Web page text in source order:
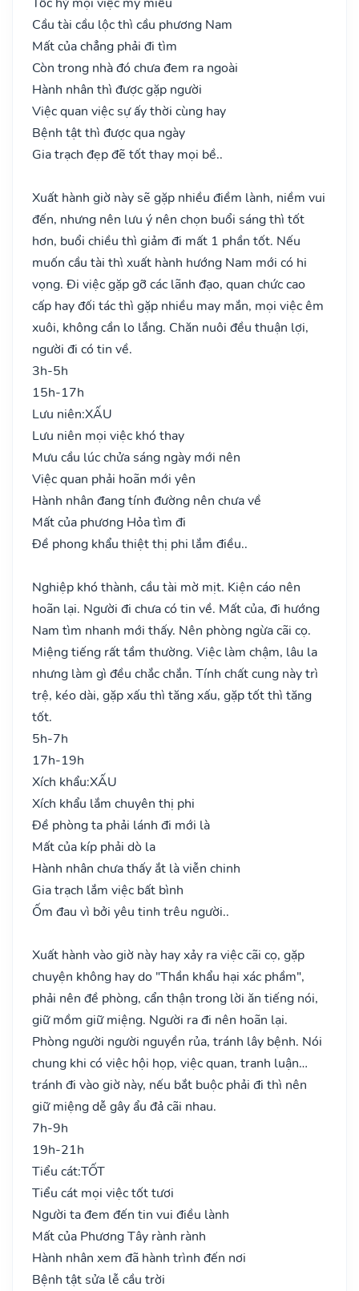
Cầu tài cầu lộc thì cầu phương Nam
Mất của chẳng phải đi tìm
Còn trong nhà đó chưa đem ra ngoài
Hành nhân thì được gặp người
Việc quan việc sự ấy thời cùng hay
Bệnh tật thì được qua ngày
Gia trạch đẹp đẽ tốt thay mọi bề..
Xuất hành giờ này sẽ gặp nhiều điềm lành, niềm vui
đến, nhưng nên lưu ý nên chọn buổi sáng thì tốt
hơn, buổi chiều thì giảm đi mất 1 phần tốt. Nếu
muốn cầu tài thì xuất hành hướng Nam mới có hi
vọng. Đi việc gặp gỡ các lãnh đạo, quan chức cao
cấp hay đối tác thì gặp nhiều may mắn, mọi việc êm
xuôi, không cần lo lắng. Chăn nuôi đều thuận lợi,
người đi có tin về.
3h-5h
15h-17h
Lưu niên:XẤU
Lưu niên mọi việc khó thay
Mưu cầu lúc chửa sáng ngày mới nên
Việc quan phải hoãn mới yên
Hành nhân đang tính đường nên chưa về
Mất của phương Hỏa tìm đi
Đề phong khẩu thiệt thị phi lắm điều..
Nghiệp khó thành, cầu tài mờ mịt. Kiện cáo nên
hoãn lại. Người đi chưa có tin về. Mất của, đi hướng
Nam tìm nhanh mới thấy. Nên phòng ngừa cãi cọ.
Miệng tiếng rất tầm thường. Việc làm chậm, lâu la
nhưng làm gì đều chắc chắn. Tính chất cung này trì
trệ, kéo dài, gặp xấu thì tăng xấu, gặp tốt thì tăng
tốt.
5h-7h
17h-19h
Xích khẩu:XẤU
Xích khẩu lắm chuyên thị phi
Đề phòng ta phải lánh đi mới là
Mất của kíp phải dò la
Hành nhân chưa thấy ắt là viễn chinh
Gia trạch lắm việc bất bình
Ốm đau vì bởi yêu tinh trêu người..
Xuất hành vào giờ này hay xảy ra việc cãi cọ, gặp
chuyện không hay do "Thần khẩu hại xác phầm",
phải nên đề phòng, cẩn thận trong lời ăn tiếng nói,
giữ mồm giữ miệng. Người ra đi nên hoãn lại.
Phòng người người nguyền rủa, tránh lây bệnh. Nói
chung khi có việc hội họp, việc quan, tranh luận…
tránh đi vào giờ này, nếu bắt buộc phải đi thì nên
giữ miệng dễ gây ẩu đả cãi nhau.
7h-9h
19h-21h
Tiểu cát:TỐT
Tiểu cát mọi việc tốt tươi
Người ta đem đến tin vui điều lành
Mất của Phương Tây rành rành
Hành nhân xem đã hành trình đến nơi
Bệnh tật sửa lễ cầu trời